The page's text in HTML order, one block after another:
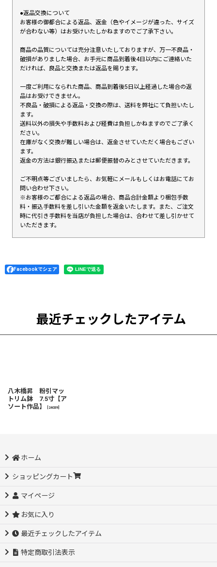
●返品交換について
お客様の御都合による返品、返金（色やイメージが違った、サイズ
が合わない等）はお受けいたしかねますのでご了承下さい。
商品の品質については充分注意いたしておりますが、万一不良品・
破損がありました場合、お手元に商品到着後4日以内にご連絡いた
だければ、良品と交換または返品を賜ります。
一度ご利用になられた商品、商品到着後5日以上経過した場合の返
品はお受けできません。
不良品・破損による返品・交換の際は、送料を弊社にて負担いたし
ます。
送料以外の損失や手数料および経費は負担しかねますのでご了承く
ださい。
在庫がなく交換が難しい場合は、返金させていただく場合もござい
ます。
返金の方法は銀行振込または郵便振替のみとさせていただきます。
ご不明点等ございましたら、お気軽にメールもしくはお電話にてお
問い合わせ下さい。
※お客様のご都合による返品の場合、商品合計金額より梱包手数
料・振込手数料を差し引いた金額を返金いたします。また、ご注文
時に代引き手数料を当店が負担した場合は、合わせて差し引かせて
いただきます。
Facebookでシェア
最近チェックしたアイテム
八木橋昇 粉引マッ
トリム鉢 7.5寸【ア
ソート作品】
24039
ホーム
ショッピングカート
マイページ
お気に入り
最近チェックしたアイテム
特定商取引法表示